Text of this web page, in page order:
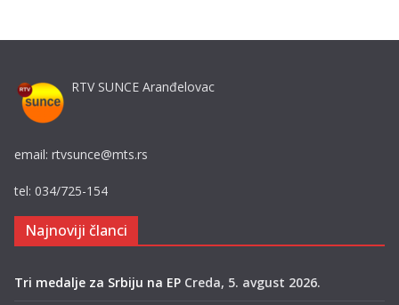
RTV SUNCE Aranđelovac
email: rtvsunce@mts.rs
tel: 034/725-154
Najnoviji članci
Tri medalje za Srbiju na EP Creda, 5. avgust 2026.